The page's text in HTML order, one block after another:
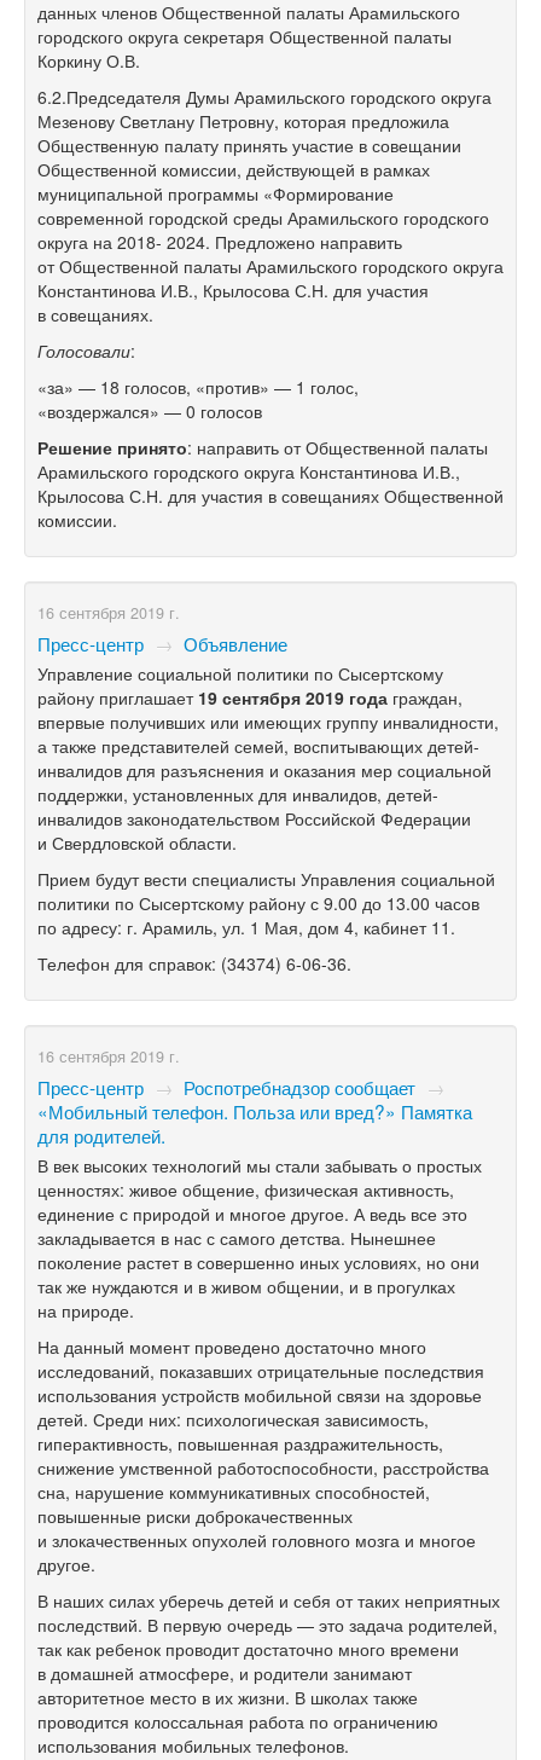
данных членов Общественной палаты Арамильского
городского округа секретаря Общественной палаты
Коркину О.В.
6.2.Председателя Думы Арамильского городского округа
Мезенову Светлану Петровну, которая предложила
Общественную палату принять участие в совещании
Общественной комиссии, действующей в рамках
муниципальной программы «Формирование
современной городской среды Арамильского городского
округа на 2018- 2024. Предложено направить
от Общественной палаты Арамильского городского округа
Константинова И.В., Крылосова С.Н. для участия
в совещаниях.
Голосовали:
«за» — 18 голосов, «против» — 1 голос,
«воздержался» — 0 голосов
Решение принято: направить от Общественной палаты
Арамильского городского округа Константинова И.В.,
Крылосова С.Н. для участия в совещаниях Общественной
комиссии.
16 сентября 2019 г.
Пресс-центр → Объявление
Управление социальной политики по Сысертскому
району приглашает 19 сентября 2019 года граждан,
впервые получивших или имеющих группу инвалидности,
а также представителей семей, воспитывающих детей-
инвалидов для разъяснения и оказания мер социальной
поддержки, установленных для инвалидов, детей-
инвалидов законодательством Российской Федерации
и Свердловской области.
Прием будут вести специалисты Управления социальной
политики по Сысертскому району с 9.00 до 13.00 часов
по адресу: г. Арамиль, ул. 1 Мая, дом 4, кабинет 11.
Телефон для справок: (34374) 6-06-36.
16 сентября 2019 г.
Пресс-центр → Роспотребнадзор сообщает →
«Мобильный телефон. Польза или вред?» Памятка
для родителей.
В век высоких технологий мы стали забывать о простых
ценностях: живое общение, физическая активность,
единение с природой и многое другое. А ведь все это
закладывается в нас с самого детства. Нынешнее
поколение растет в совершенно иных условиях, но они
так же нуждаются и в живом общении, и в прогулках
на природе.
На данный момент проведено достаточно много
исследований, показавших отрицательные последствия
использования устройств мобильной связи на здоровье
детей. Среди них: психологическая зависимость,
гиперактивность, повышенная раздражительность,
снижение умственной работоспособности, расстройства
сна, нарушение коммуникативных способностей,
повышенные риски доброкачественных
и злокачественных опухолей головного мозга и многое
другое.
В наших силах уберечь детей и себя от таких неприятных
последствий. В первую очередь — это задача родителей,
так как ребенок проводит достаточно много времени
в домашней атмосфере, и родители занимают
авторитетное место в их жизни. В школах также
проводится колоссальная работа по ограничению
использования мобильных телефонов.